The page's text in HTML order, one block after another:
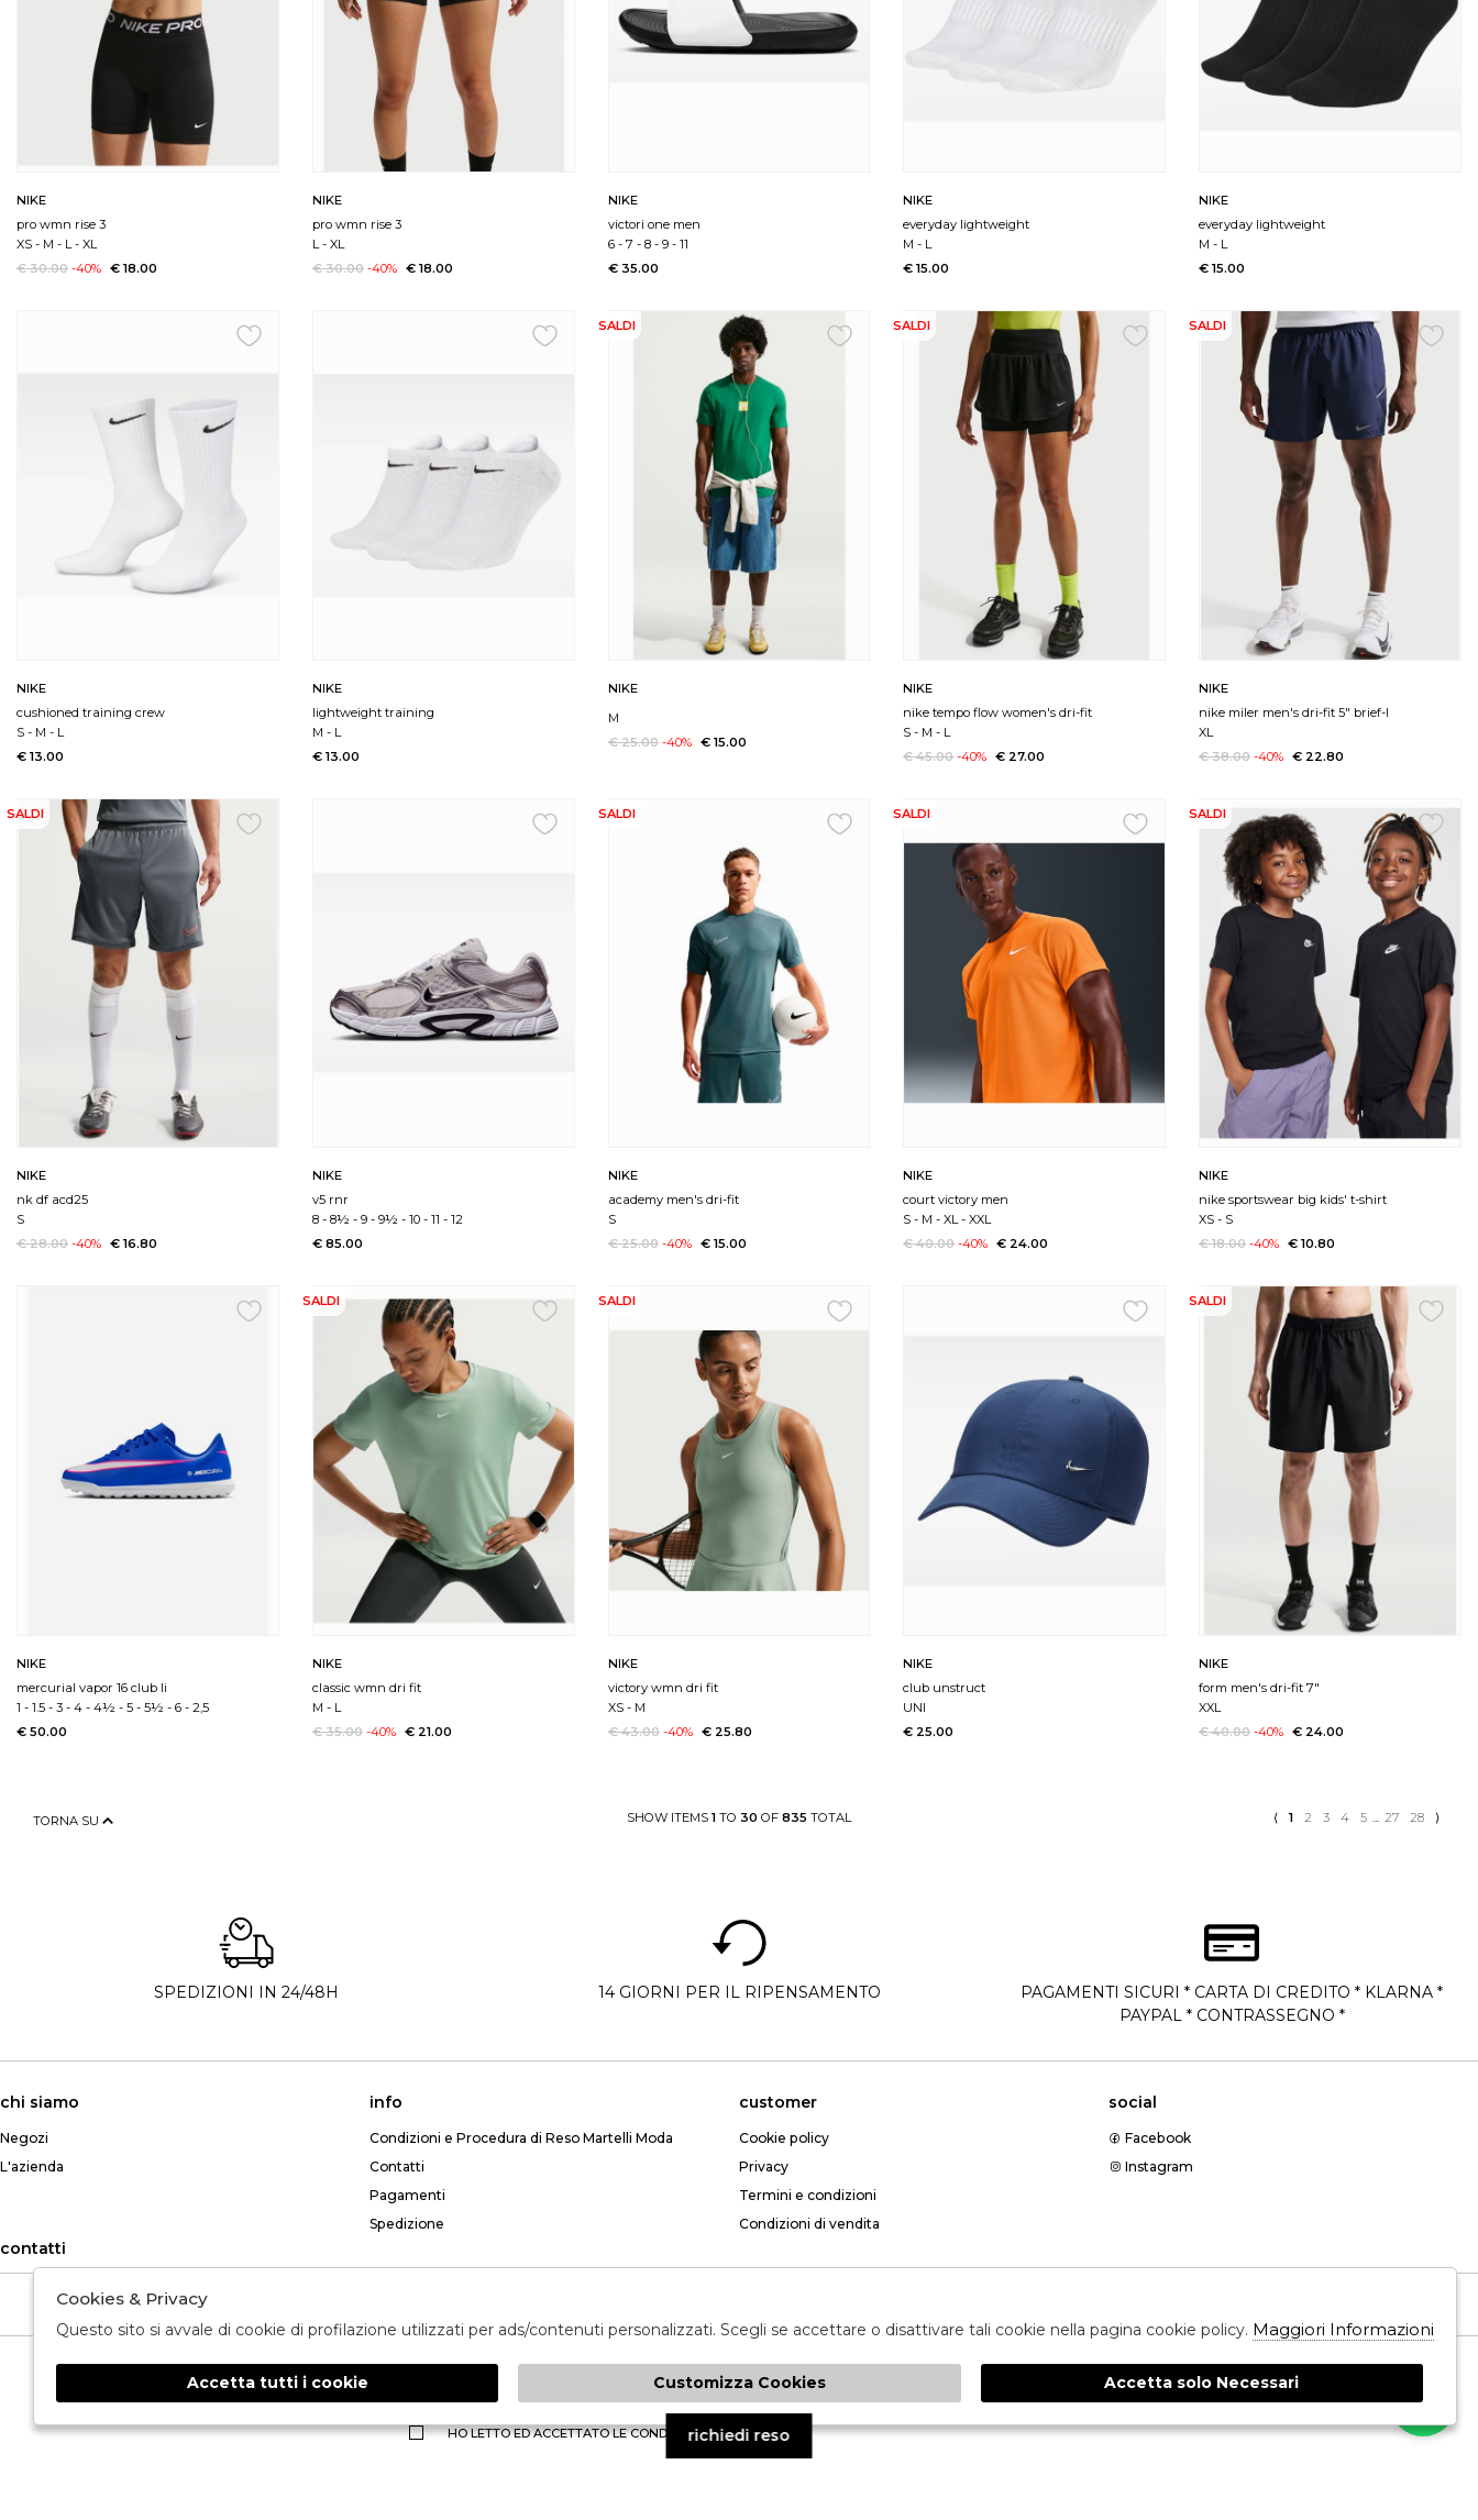
NIKE
pro wmn rise 3
XS - M - L- XL
€ 30.00 -40% € 18.00
NIKE
pro wmn rise 3
L-XL
€ 30.00 -40% € 18.00
NIKE
victori one men
6 -7 -8 -9 -11
€ 35.00
NIKE
everyday lightweight
M- L
€ 15.00
NIKE
everyday lightweight
M- L
€ 15.00
NIKE
cushioned training crew
S - M - L
€ 13.00
NIKE
lightweight training
M -L
€ 13.00
SALDI
NIKE
M
€ 25.00 -40% € 15.00
SALDI
NIKE
nike tempo flow women's dri-fit
S- M- L
€ 45.00 -40% € 27.00
SALDI
NIKE
nike miler men's dri-fit 5" brief-l
XL
€ 38.00 -40% € 22.80
SALDI
NIKE
nk df acd25
S
€ 28.00 -40% € 16.80
NIKE
v5 rnr
8 -8½ -9 -9½ -10 -11 -12
€ 85.00
SALDI
NIKE
academy men's dri-fit
S
€ 25.00 -40% € 15.00
SALDI
NIKE
court victory men
S- M- XL- XXL
€ 40.00 -40% € 24.00
SALDI
NIKE
nike sportswear big kids' t-shirt
XS- S
€ 18.00 -40% € 10.80
NIKE
mercurial vapor 16 club li
1 - 1.5 - 3 - 4 - 4½ - 5 - 5½ - 6 - 2,5
€ 50.00
SALDI
NIKE
classic wmn dri fit
M -L
€ 35.00 -40% € 21.00
SALDI
NIKE
victory wmn dri fit
XS -M
€ 43.00 -40% € 25.80
NIKE
club unstruct
UNI
€ 25.00
SALDI
NIKE
form men's dri-fit 7"
XXL
€ 40.00 -40% € 24.00
TORNA SU SHOW ITEMS 1 TO 30 OF 835 TOTAL ⟨ 1 2 3 4 5 27 28 ⟩
SPEDIZIONI IN 24/48H 14 GIORNI PER IL RIPENSAMENTO
PAGAMENTI SICURI * CARTA DI CREDITO * KLARNA *
PAYPAL * CONTRASSEGNO *
chi siamo
Negozi
L'azienda
info
Condizioni e Procedura di Reso Martelli Moda
Contatti
Pagamenti
Spedizione
customer
Cookie policy
Privacy
Termini e condizioni
Condizioni di vendita
social
Facebook
Instagram
contatti
Telefono: +39 349 765 8268
HO LETTO ED ACCETTATO LE CONDIZIONI SULLA PRIVACY.
🍪
richiedi reso
Cookies & Privacy
Questo sito si avvale di cookie di profilazione utilizzati per ads/contenuti personalizzati. Scegli se accettare o disattivare tali cookie nella pagina cookie policy. Maggiori Informazioni
Accetta tutti i cookie Customizza Cookies Accetta solo Necessari